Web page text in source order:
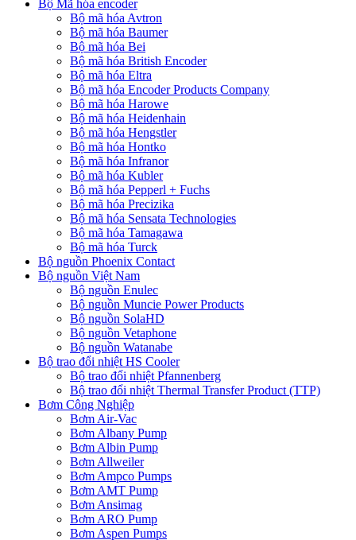
Bộ Mã hóa encoder
Bộ mã hóa Avtron
Bộ mã hóa Baumer
Bộ mã hóa Bei
Bộ mã hóa British Encoder
Bộ mã hóa Eltra
Bộ mã hóa Encoder Products Company
Bộ mã hóa Harowe
Bộ mã hóa Heidenhain
Bộ mã hóa Hengstler
Bộ mã hóa Hontko
Bộ mã hóa Infranor
Bộ mã hóa Kubler
Bộ mã hóa Pepperl + Fuchs
Bộ mã hóa Precizika
Bộ mã hóa Sensata Technologies
Bộ mã hóa Tamagawa
Bộ mã hóa Turck
Bộ nguồn Phoenix Contact
Bộ nguồn Việt Nam
Bộ nguồn Enulec
Bộ nguồn Muncie Power Products
Bộ nguồn SolaHD
Bộ nguồn Vetaphone
Bộ nguồn Watanabe
Bộ trao đổi nhiệt HS Cooler
Bộ trao đổi nhiệt Pfannenberg
Bộ trao đổi nhiệt Thermal Transfer Product (TTP)
Bơm Công Nghiệp
Bơm Air-Vac
Bơm Albany Pump
Bơm Albin Pump
Bơm Allweiler
Bơm Ampco Pumps
Bơm AMT Pump
Bơm Ansimag
Bơm ARO Pump
Bơm Aspen Pumps